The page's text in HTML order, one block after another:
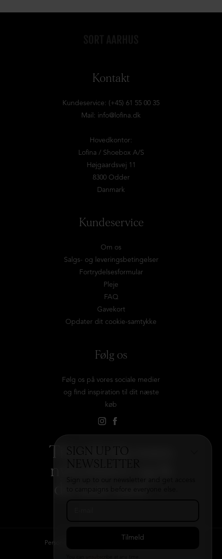
SIGN UP TO
Kontakt
Kundeservice: (+45) 61 55 00 35
Mail: info@lofina.dk
Hovedkontor:
Lofina / Shoebox A/S
Højgaardsvej 11
8300 Odder
Danmark
Kundeservice
Om os
Salgs- og leveringsbetingelser
Fortrydelsesformular
Pleje
FAQ
Gavekort
Opdater dit cookie-samtykke
Følg os
Følg os på vores sociale medier
og find inspiration til dit næste
køb
Tilmeld dig vores
nyhedsbrev og få
Persondatapolitik